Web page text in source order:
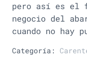
pero así es el
negocio del
cuando no hay
Categoría: